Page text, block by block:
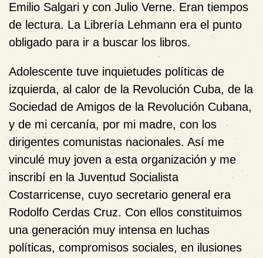
Emilio Salgari y con Julio Verne. Eran tiempos
de lectura. La Librería Lehmann era el punto
obligado para ir a buscar los libros.
Adolescente tuve inquietudes políticas de
izquierda, al calor de la Revolución Cuba, de la
Sociedad de Amigos de la Revolución Cubana,
y de mi cercanía, por mi madre, con los
dirigentes comunistas nacionales. Así me
vinculé muy joven a esta organización y me
inscribí en la Juventud Socialista
Costarricense, cuyo secretario general era
Rodolfo Cerdas Cruz. Con ellos constituimos
una generación muy intensa en luchas
políticas, compromisos sociales, en ilusiones